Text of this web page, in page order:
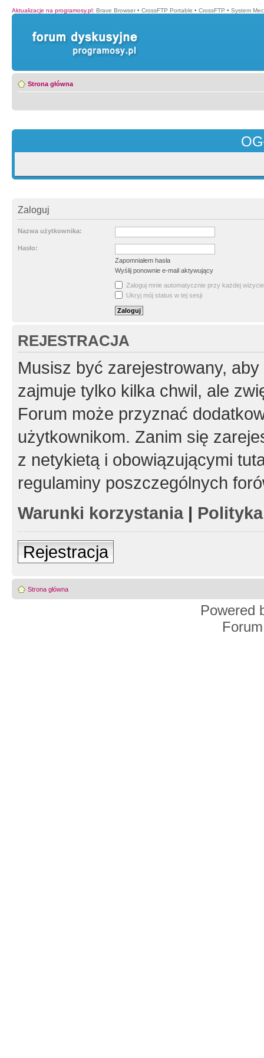
Aktualizacje na programosy.pl: Brave Browser • CrossFTP Portable • CrossFTP • System
Strona główna
Zaloguj
Nazwa użytkownika:
Hasło:
Zapomniałem hasła
Wyślij ponownie e-mail aktywujący
Zaloguj mnie automatycznie przy każdej wizycie
Ukryj mój status w tej sesji
REJESTRACJA
Musisz być zarejestrowany,
zajmuje tylko kilka chwil, ale
Forum może przyznać
użytkownikom. Zanim się
z netykietą i obowiązującymi
regulaminy poszczególnych
Warunki korzystania|
Rejestracja
Strona główna
Powered